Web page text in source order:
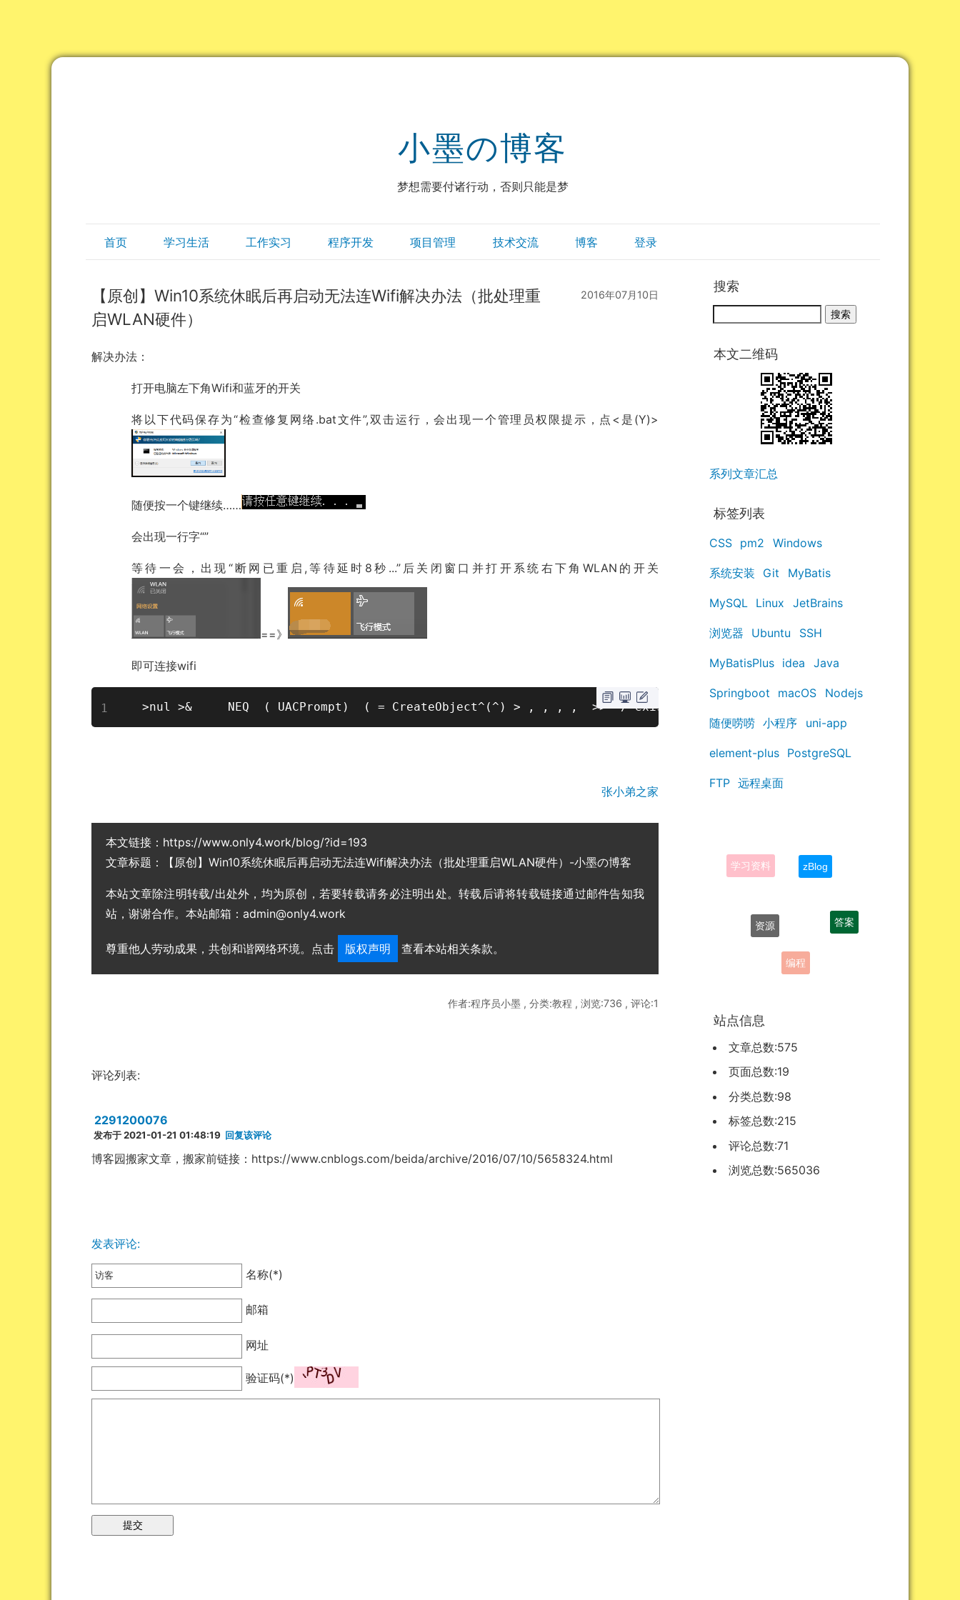
小墨の博客
梦想需要付诸行动，否则只能是梦
首页 学习生活 工作实习 程序开发 项目管理 技术交流 博客 登录
2016年07月10日
【原创】Win10系统休眠后再启动无法连Wifi解决办法（批处理重
启WLAN硬件）
解决办法：
打开电脑左下角Wifi和蓝牙的开关
将以下代码保存为“检查修复网络.bat文件”,双击运行，会出现一个管理员权限提示，点<是(Y)>
随便按一个键继续……
会出现一行字“ ”
等待一会，出现“断网已重启,等待延时8秒...”后关闭窗口并打开系统右下角WLAN的开关
>nul >&     NEQ  ( UACPrompt)  ( = CreateObject^(^) > , , , ,  >>  / exist  ( del /D  errorlevel   errorlevel
本文链接：
https://www.only4.work/blog/?id=193
文章标题：【原创】Win10系统休眠后再启动无法连Wifi解决办法（批处理重启WLAN硬件）-小墨の博客
本站文章除注明转载/出处外，均为原创，若要转载请务必注明出处。转载后请将转载链接通过邮件告知我
站，谢谢合作。本站邮箱：admin@only4.work
尊重他人劳动成果，共创和谐网络环境。点击 版权声明 查看本站相关条款。
发布于 2021-01-21 01:48:19回复该评论
发表评论:
名称(*)
邮箱
网址
搜索
本文二维码
系列文章汇总
标签列表
CSS pm2 Windows
系统安装 Git MyBatis
MySQL Linux JetBrains
浏览器 Ubuntu SSH
MyBatisPlus idea Java
Springboot macOS Nodejs
随便唠唠 小程序 uni-app
element-plus PostgreSQL
FTP 远程桌面
编程
答案
zBlog
学习资料
站点信息
文章总数:575
页面总数:19
分类总数:98
标签总数:215
评论总数:71
浏览总数:565036